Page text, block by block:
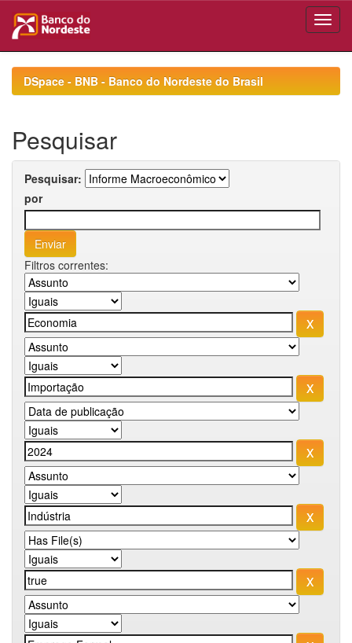
navigationDSpace - BNB - Banco do Nordeste do Brasil
Pesquisar
Pesquisar:
por
Filtros correntes: